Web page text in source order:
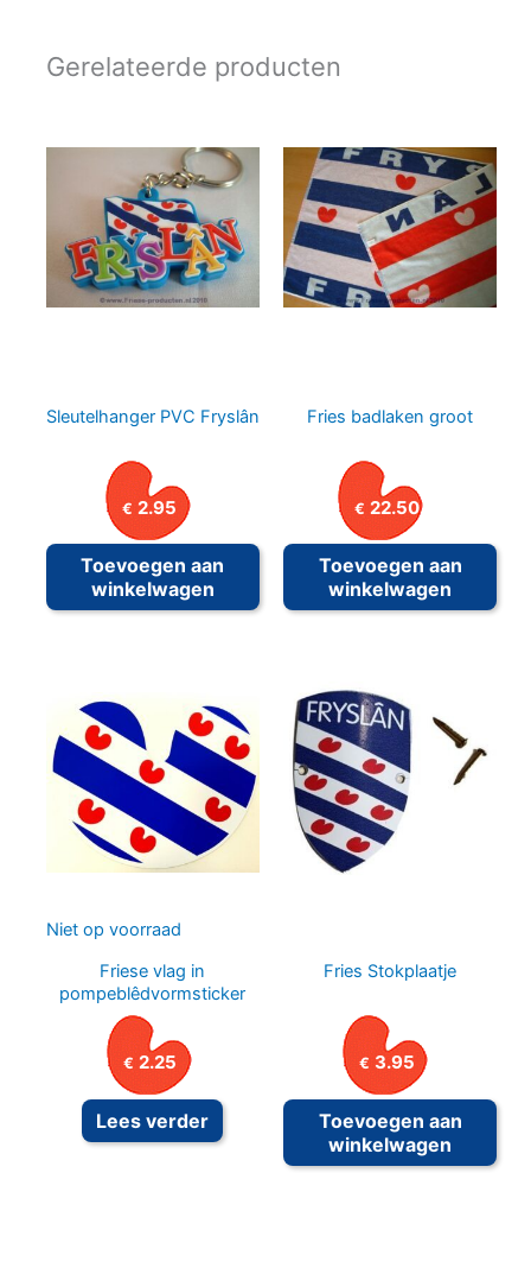
Gerelateerde producten
Sleutelhanger PVC Fryslân
€ 2.95
Toevoegen aan
winkelwagen
Fries badlaken groot
€ 22.50
Toevoegen aan
winkelwagen
Niet op voorraad
Friese vlag in
pompeblêdvormsticker
€ 2.25
Lees verder
Fries Stokplaatje
€ 3.95
Toevoegen aan
winkelwagen